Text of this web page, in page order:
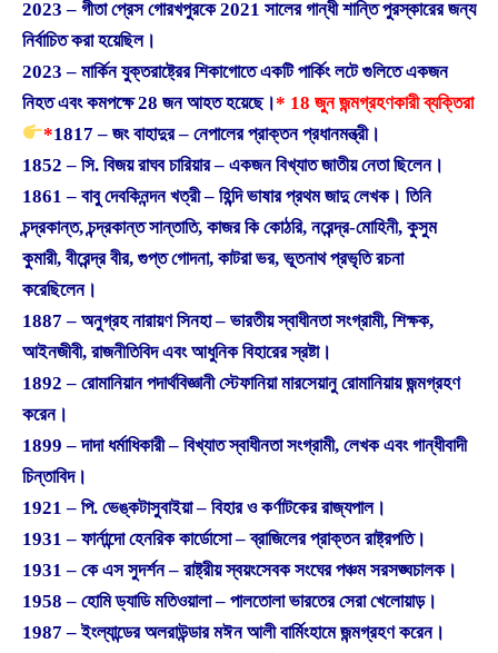
2023 – গীতা প্রেস গোরখপুরকে 2021 সালের গান্ধী শান্তি পুরস্কারের জন্য
নির্বাচিত করা হয়েছিল।
2023 – মার্কিন যুক্তরাষ্ট্রের শিকাগোতে একটি পার্কিং লটে গুলিতে একজন
নিহত এবং কমপক্ষে 28 জন আহত হয়েছে।* 18 জুন জন্মগ্রহণকারী ব্যক্তিরা
*1817 – জং বাহাদুর – নেপালের প্রাক্তন প্রধানমন্ত্রী।
1852 – সি. বিজয় রাঘব চারিয়ার – একজন বিখ্যাত জাতীয় নেতা ছিলেন।
1861 – বাবু দেবকিনন্দন খত্রী – হিন্দি ভাষার প্রথম জাদু লেখক। তিনি
চন্দ্রকান্ত, চন্দ্রকান্ত সান্তাতি, কাজর কি কোঠরি, নরেন্দ্র-মোহিনী, কুসুম
কুমারী, বীরেন্দ্র বীর, গুপ্ত গোদনা, কাটরা ভর, ​​ভূতনাথ প্রভৃতি রচনা
করেছিলেন।
1887 – অনুগ্রহ নারায়ণ সিনহা – ভারতীয় স্বাধীনতা সংগ্রামী, শিক্ষক,
আইনজীবী, রাজনীতিবিদ এবং আধুনিক বিহারের স্রষ্টা।
1892 – রোমানিয়ান পদার্থবিজ্ঞানী স্টেফানিয়া মারসেয়ানু রোমানিয়ায় জন্মগ্রহণ
করেন।
1899 – দাদা ধর্মাধিকারী – বিখ্যাত স্বাধীনতা সংগ্রামী, লেখক এবং গান্ধীবাদী
চিন্তাবিদ।
1921 – পি. ভেঙ্কটাসুবাইয়া – বিহার ও কর্ণাটকের রাজ্যপাল।
1931 – ফার্নান্দো হেনরিক কার্ডোসো – ব্রাজিলের প্রাক্তন রাষ্ট্রপতি।
1931 – কে এস সুদর্শন – রাষ্ট্রীয় স্বয়ংসেবক সংঘের পঞ্চম সরসঙ্ঘচালক।
1958 – হোমি ড্যাডি মতিওয়ালা – পালতোলা ভারতের সেরা খেলোয়াড়।
1987 – ইংল্যান্ডের অলরাউন্ডার মঈন আলী বার্মিংহামে জন্মগ্রহণ করেন।